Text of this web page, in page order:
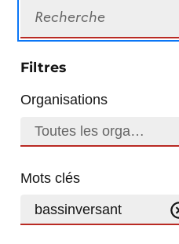
Filtres
Organisations
Toutes les organisations
Mots clés
bassinversant